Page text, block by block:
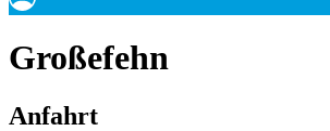
Großefehn
Anfahrt